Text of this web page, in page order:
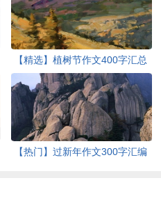
【精选】植树节作文400字汇总
九篇
【热门】过新年作文300字汇编